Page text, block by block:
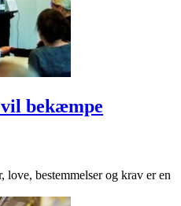
bekæmpe
bestemmelser og krav er en